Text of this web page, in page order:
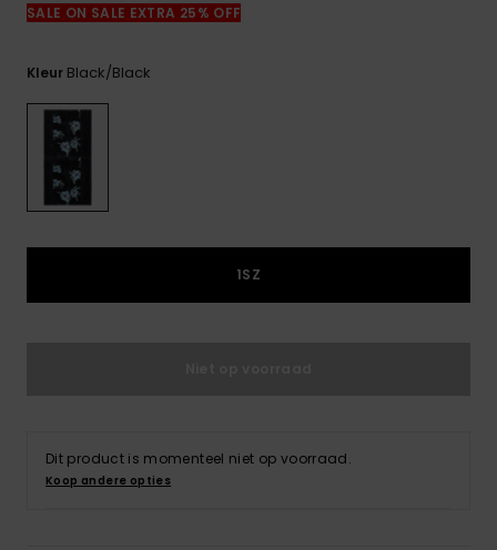
SALE ON SALE EXTRA 25% OFF
Kleur Black/black
1SZ
Dit product is momenteel niet op voorraad.
Koop andere opties